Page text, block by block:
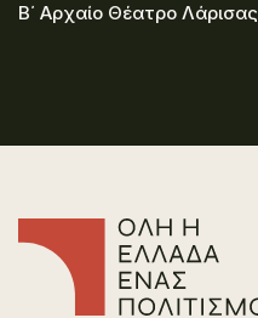
Β΄ Αρχαίο Θέατρο Λάρισας